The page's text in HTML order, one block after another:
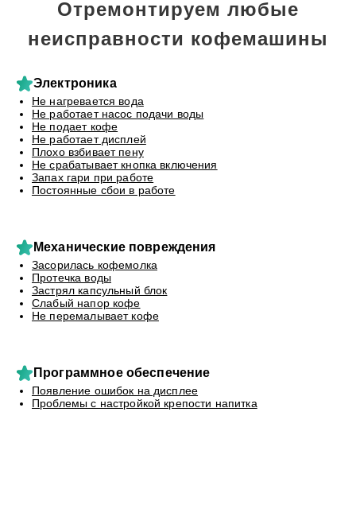
Отремонтируем любые
неисправности кофемашины
Электроника
Не нагревается вода
Не работает насос подачи воды
Не подает кофе
Не работает дисплей
Плохо взбивает пену
Не срабатывает кнопка включения
Запах гари при работе
Постоянные сбои в работе
Механические повреждения
Засорилась кофемолка
Протечка воды
Застрял капсульный блок
Слабый напор кофе
Не перемалывает кофе
Программное обеспечение
Появление ошибок на дисплее
Проблемы с настройкой крепости напитка